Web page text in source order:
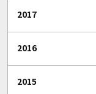
2017
2016
2015